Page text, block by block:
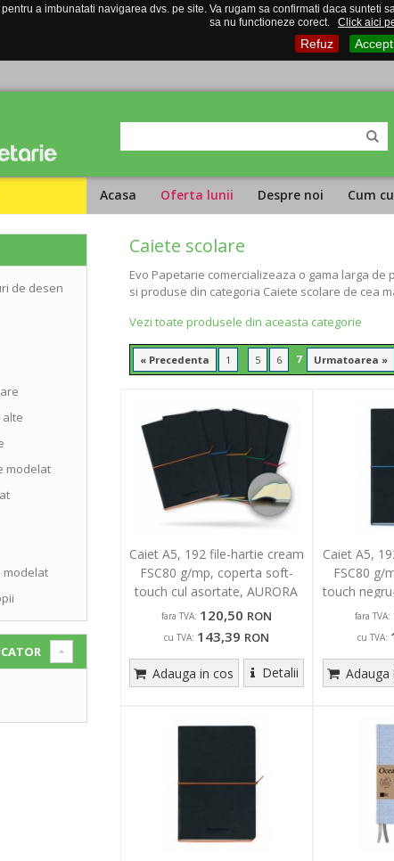
a imbunatati navigarea dvs. pe site. Va rugam sa confirmati daca
sa nu functioneze corect.
Click aici
Refuz
Acasa Oferta lunii Despre noi Cum
Caiete scolare
Evo Papetarie comercializeaza o gama larga
si produse din categoria Caiete scolare de cea
Vezi toate produsele din aceasta categorie
« Precedenta 1 ... 5 6 7 Urmatoarea »
Caiet A5, 192 file-hartie cream
FSC80 g/mp, coperta soft-
touch cul asortate, AURORA
Tesoro-dictando
fara TVA: 120,50 RON
cu TVA: 143,39 RON
Adauga in cos Detalii
Caiet A5,
FSC80 g/
touch
fara TVA:
cu TVA:
Adauga
de desen
alte
modelat
modelat